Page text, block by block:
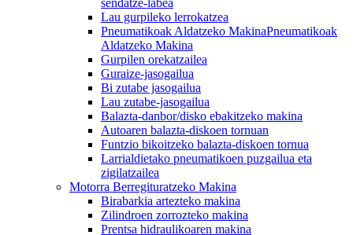
sendatze-labea
Lau gurpileko lerrokatzea
Pneumatikoak Aldatzeko MakinaPneumatikoak
Aldatzeko Makina
Gurpilen orekatzailea
Guraize-jasogailua
Bi zutabe jasogailua
Lau zutabe-jasogailua
Balazta-danbor/disko ebakitzeko makina
Autoaren balazta-diskoen tornuan
Funtzio bikoitzeko balazta-diskoen tornua
Larrialdietako pneumatikoen puzgailua eta
zigilatzailea
Motorra Berregituratzeko Makina
Birabarkia artezteko makina
Zilindroen zorrozteko makina
Prentsa hidraulikoaren makina